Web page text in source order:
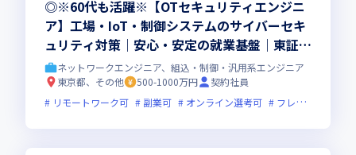
◎※60代も活躍※【OTセキュリティエンジニ
ア】工場・IoT・制御システムのサイバーセキ
ュリティ対策｜安心・安定の就業基盤｜東証プ
ライム上場G
ネットワークエンジニア、組込・制御・汎用系エンジニア
東京都、その他
500-1000万円
契約社員
リモートワーク可
副業可 オンライン選考可 フレックス制度あり